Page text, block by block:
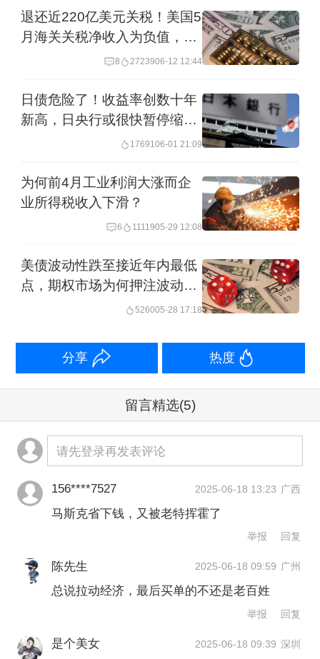
年美国赤字和债务走势将基本保持不
变。他警告称，长期来看，这仍将导致
债务和赤字前景已成为近期美国债券市
场的主要关注点之一。蒙特利尔银行
债收益率的上行一定程度上反映了对共
和党税改法案带来额外财政压力的担
财政部将面临更高融资需求，而国债供
给扩张可能引发市场波动。
目前，美国参议院尚未就修订版本进行
最终投票，税改法案能否顺利推进仍存
不确定性。分析人士认为，在经济增长
府若继续通过减税方式刺激增长，可能
加剧市场对财政可持续性的担忧。
胡弋杰
此内容为第一财经原创，著作权归第一财经所有。未经第一财
经书面授权，不得以任何方式加以使用，包括转载、摘编、复
退还近220亿美元关税！美国5
月海关关税净收入为负值，还
会继续退款吗？8 2723906-12 12:44
日债危险了！收益率创数十年
新高，日央行或很快暂停缩表
1769106-01 21:09
为何前4月工业利润大涨而企
业所得税收入下滑？
6 1111905-29 12:08
美债波动性跌至接近年内最低
点，期权市场为何押注波动性
526005-28 17:18
分享 热度
留言精选(5)
请先登录再发表评论
156****7527 2025-06-18 13:23 广西
马斯克省下钱，又被老特挥霍了
举报 回复
陈先生 2025-06-18 09:59 广州
总说拉动经济，最后买单的不还是老百姓
举报 回复
是个美女 2025-06-18 09:39 深圳